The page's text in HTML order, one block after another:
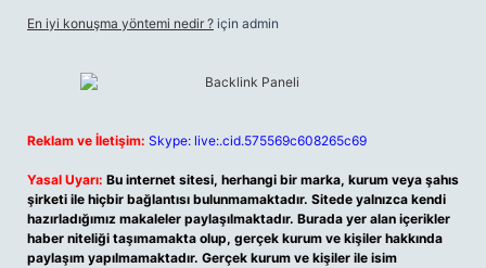
En iyi konuşma yöntemi nedir ? için admin
Reklam ve İletişim: Skype: live:.cid.575569c608265c69
Yasal Uyarı: Bu internet sitesi, herhangi bir marka, kurum veya şahıs
şirketi ile hiçbir bağlantısı bulunmamaktadır. Sitede yalnızca kendi
hazırladığımız makaleler paylaşılmaktadır. Burada yer alan içerikler
haber niteliği taşımamakta olup, gerçek kurum ve kişiler hakkında
paylaşım yapılmamaktadır. Gerçek kurum ve kişiler ile isim